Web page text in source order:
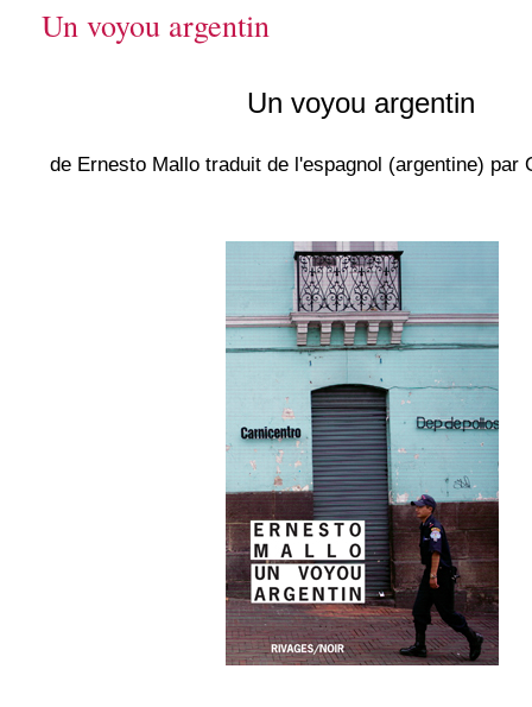
Un voyou argentin
Un voyou argentin
de Ernesto Mallo traduit de l'espagnol (argentine)